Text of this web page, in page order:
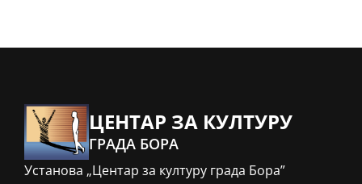
ЦЕНТАР ЗА КУЛТУРУ
ГРАДА БОРА
Установа „Центар за културу града Бора”